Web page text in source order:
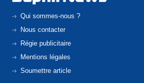
Qui sommes-nous ?
Nous contacter
Régie publicitaire
Mentions légales
Soumettre article